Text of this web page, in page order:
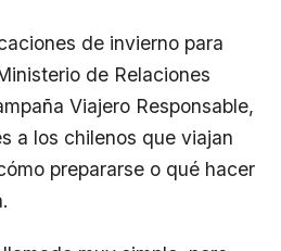
de invierno para
de Relaciones
Viajero Responsable,
a los chilenos que viajan
prepararse o qué hacer